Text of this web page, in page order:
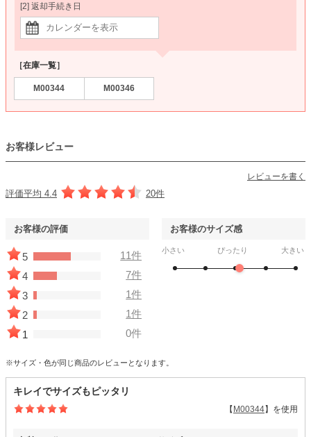
[2] 返却手続き日
［在庫一覧］
M00344 M00346
お客様レビュー
レビューを書く
評価平均 4.4 20件
お客様の評価
5
11件
4
7件
3
1件
2
1件
1
0件
お客様のサイズ感
小さい ぴったり 大きい
※サイズ・色が同じ商品のレビューとなります。
キレイでサイズもピッタリ
【M00344】を使用